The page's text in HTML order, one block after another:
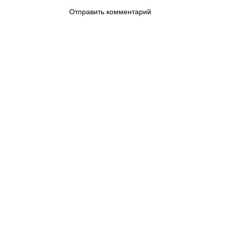
Отправить комментарий